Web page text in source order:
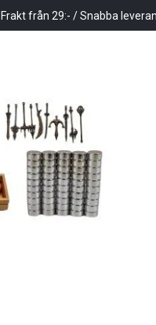
Frakt från 29:- / Snabba